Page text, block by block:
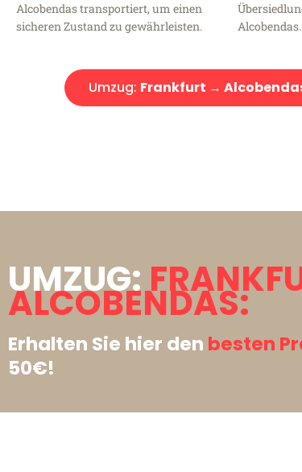
Alcobendas transportiert, um einen
sicheren Zustand zu gewährleisten.
Alcobendas.
Umzug: Frankfurt →
UMZUG:
ALCOBENDAS:
Erhalten Sie hier den besten
50€!